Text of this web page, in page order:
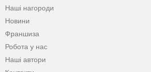
Наші нагороди
Новини
Франшиза
Робота у нас
Наші автори